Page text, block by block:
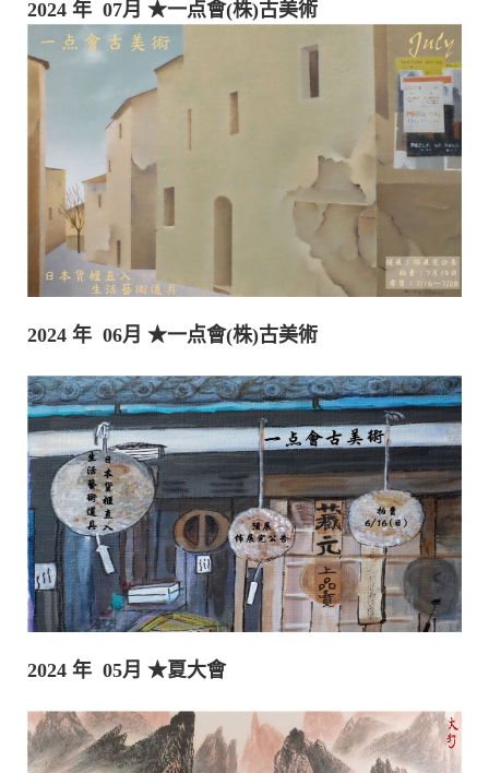
2024 年 07月 ★一点會(株)古美術
2024 年 06月 ★一点會(株)古美術
2024 年 05月 ★夏大會